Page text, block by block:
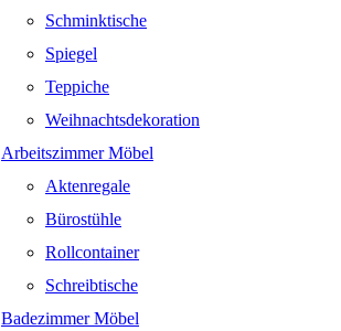
Schminktische
Spiegel
Teppiche
Weihnachtsdekoration
Arbeitszimmer Möbel
Aktenregale
Bürostühle
Rollcontainer
Schreibtische
Badezimmer Möbel